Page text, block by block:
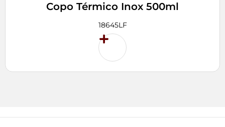
Copo Térmico Inox 500ml
18645LF